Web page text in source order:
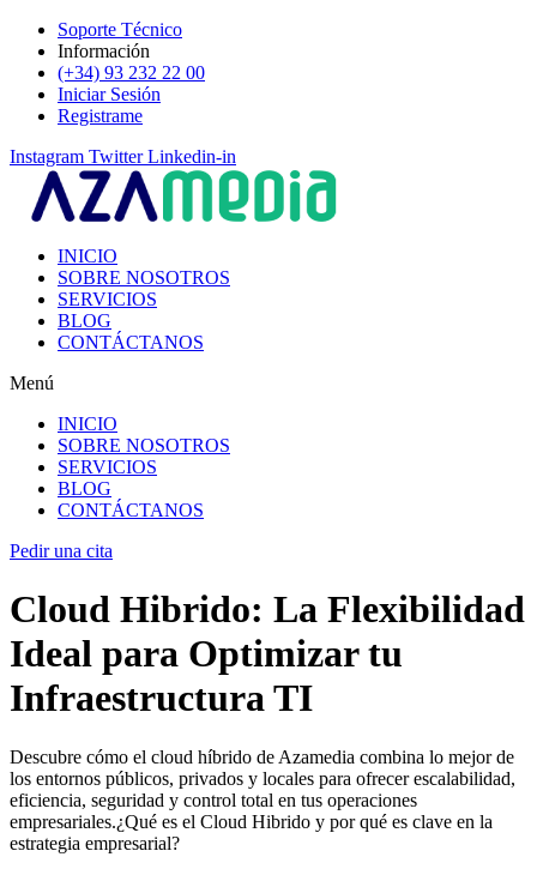
contenido
Soporte Técnico
Información
(+34) 93 232 22 00
Iniciar Sesión
Registrame
Instagram Twitter Linkedin-in
INICIO
SOBRE NOSOTROS
SERVICIOS
BLOG
CONTÁCTANOS
Menú
INICIO
SOBRE NOSOTROS
SERVICIOS
BLOG
CONTÁCTANOS
Pedir una cita
Cloud Hibrido: La Flexibilidad
Ideal para Optimizar tu
Infraestructura TI
Descubre cómo el cloud híbrido de Azamedia combina lo mejor de
los entornos públicos, privados y locales para ofrecer escalabilidad,
eficiencia, seguridad y control total en tus operaciones
empresariales.¿Qué es el Cloud Hibrido y por qué es clave en la
estrategia empresarial?